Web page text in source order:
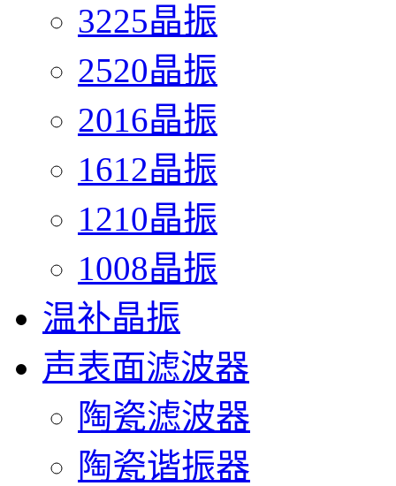
3225晶振
2520晶振
2016晶振
1612晶振
1210晶振
1008晶振
温补晶振
声表面滤波器
陶瓷滤波器
陶瓷谐振器